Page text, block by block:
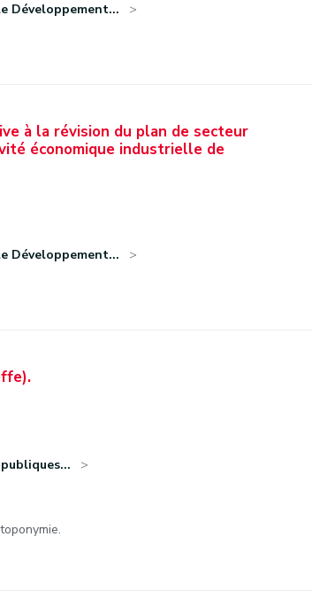
Développement...
à la révision du plan de secteur
économique industrielle de
Développement...